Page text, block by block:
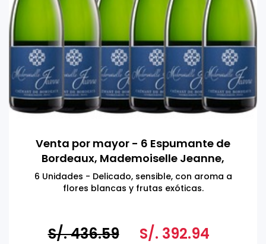
Venta por mayor - 6 Espumante de
Bordeaux, Mademoiselle Jeanne,
Francia 750 ML
6 Unidades - Delicado, sensible, con aroma a
flores blancas y frutas exóticas.
S/. 436.59 S/. 392.94